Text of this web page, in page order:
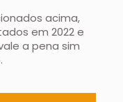
acima,
em 2022 e
a pena sim